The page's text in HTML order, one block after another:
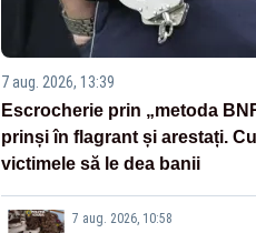
7 aug. 2026, 13:39
Escrocherie prin „metoda
prinși în flagrant și arestați.
victimele să le dea banii
7 aug. 2026, 10:58